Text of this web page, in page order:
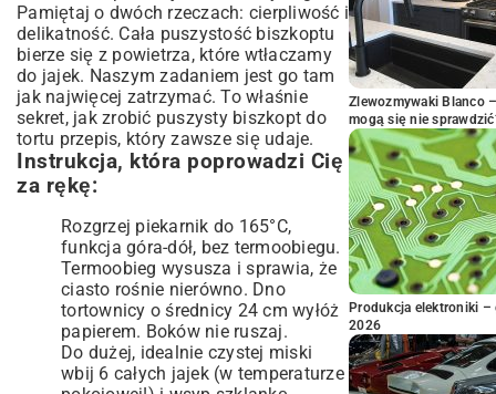
Pamiętaj o dwóch rzeczach: cierpliwość i
delikatność. Cała puszystość biszkoptu
bierze się z powietrza, które wtłaczamy
do jajek. Naszym zadaniem jest go tam
jak najwięcej zatrzymać. To właśnie
sekret, jak zrobić puszysty biszkopt do
tortu przepis, który zawsze się udaje.
Instrukcja, która poprowadzi Cię
za rękę:
Rozgrzej piekarnik do 165°C,
funkcja góra-dół, bez termoobiegu.
Termoobieg wysusza i sprawia, że
ciasto rośnie nierówno. Dno
tortownicy o średnicy 24 cm wyłóż
papierem. Boków nie ruszaj.
Do dużej, idealnie czystej miski
wbij 6 całych jajek (w temperaturze
Zlewozmywaki Blanco
mogą się nie
Produkcja elektroniki –
2026